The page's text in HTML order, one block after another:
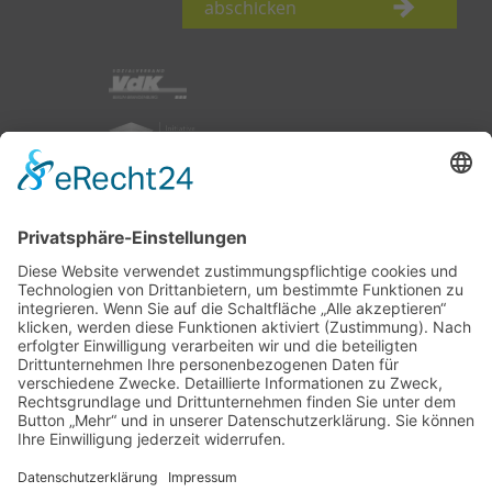
abschicken
nach oben